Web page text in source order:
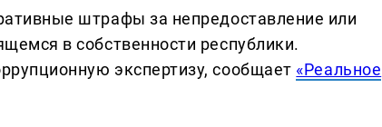
штрафы за непредоставление или
в собственности республики.
экспертизу, сообщает «Реальное